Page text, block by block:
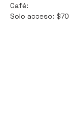
Café:
Solo acceso: $70